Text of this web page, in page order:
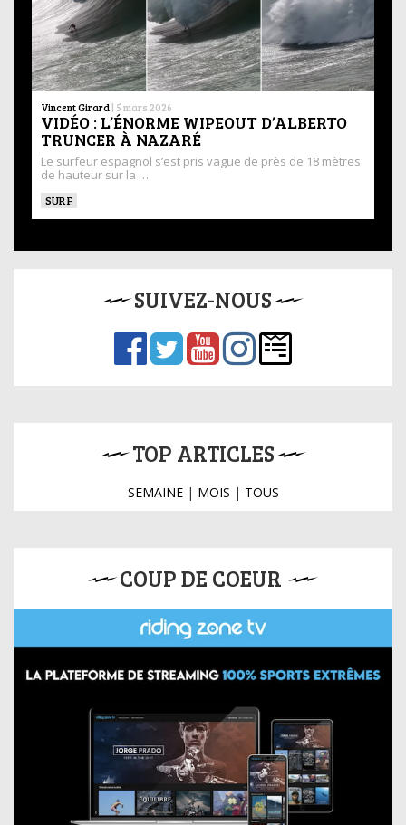
Vincent Girard | 5 mars 2026
VIDÉO : L’ÉNORME WIPEOUT D’ALBERTO
TRUNCER À NAZARÉ
Le surfeur espagnol s’est pris vague de près de 18 mètres
de hauteur sur la …
SURF
SUIVEZ-NOUS
TOP ARTICLES
SEMAINE| MOIS | TOUS
COUP DE COEUR